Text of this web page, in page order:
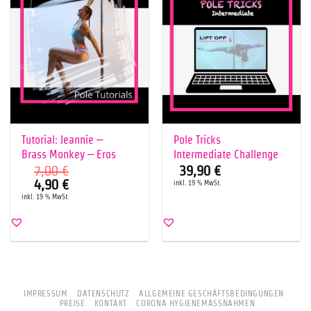
Tutorial: Jeannie –
Brass Monkey – Eros
7,00€
Ursprünglicher
Preis
war:
4,90 €Aktueller
Preis
ist:
inkl. 19 % MwSt.
Pole Tricks
Intermediate Challenge
39,90 €
inkl. 19 % MwSt.
IMPRESSUM DATENSCHUTZ
ALLGEMEINE GESCHÄFTSBEDINGUNGEN
PREISE
KONTAKT CORONA HYGIENEMASSNAHMEN